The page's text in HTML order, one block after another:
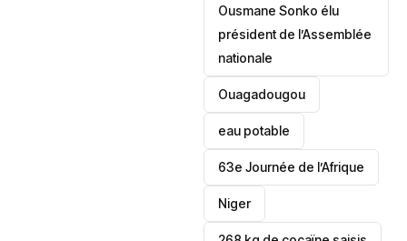
Ousmane Sonko élu
président de l’Assemblée
nationale
‎Ouagadougou
eau potable
63e Journée de l’Afrique
‎Niger